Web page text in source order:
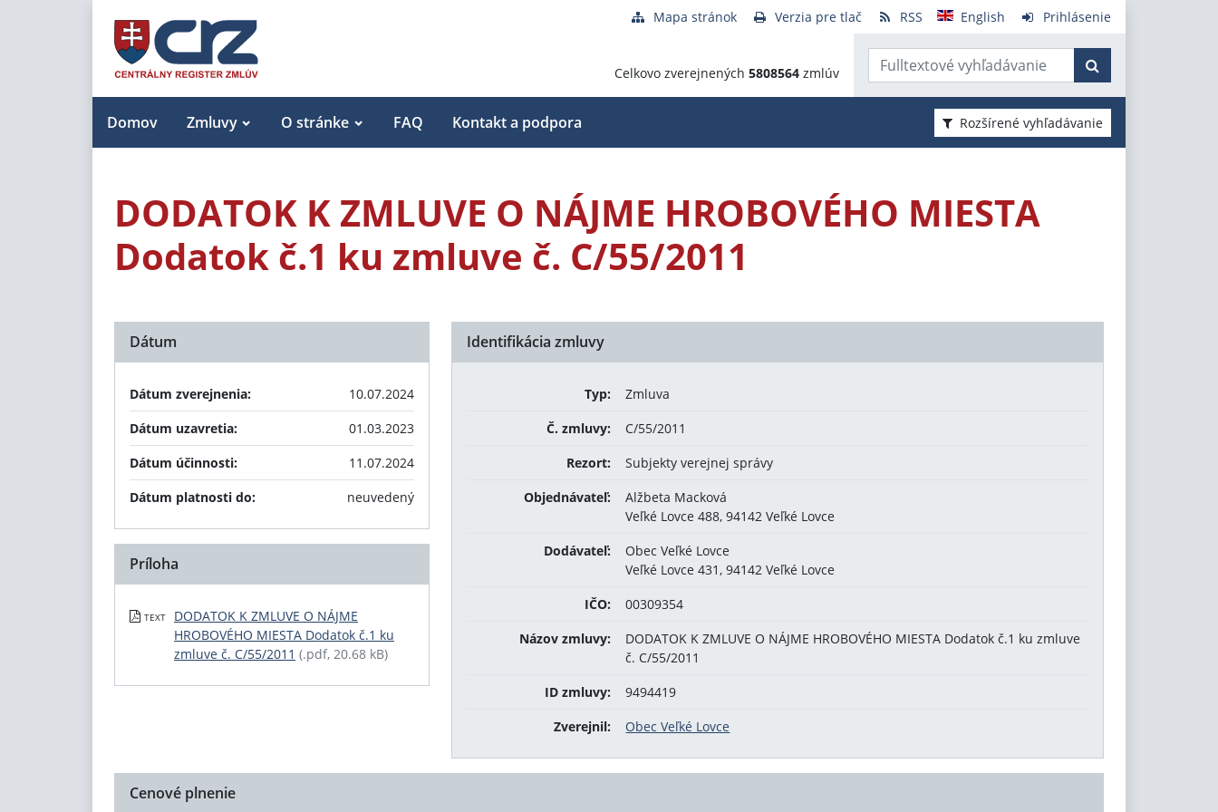
Mapa stránok Verzia pre tlač RSS English Prihlásenie
Celkovo zverejnených 5808564 zmlúv
Domov Zmluvy O stránke FAQ Kontakt a podpora Rozšírené vyhľadávanie
DODATOK K ZMLUVE O NÁJME HROBOVÉHO MIESTA
Dodatok č.1 ku zmluve č. C/55/2011
Identifikácia zmluvy
Typ:
Zmluva
Č. zmluvy:
C/55/2011
Rezort:
Subjekty verejnej správy
Objednávateľ:
Alžbeta Macková
Veľké Lovce 488, 94142 Veľké Lovce
Dodávateľ:
Obec Veľké Lovce
Veľké Lovce 431, 94142 Veľké Lovce
IČO:
00309354
Názov zmluvy:
DODATOK K ZMLUVE O NÁJME HROBOVÉHO MIESTA Dodatok č.1 ku zmluve
č. C/55/2011
ID zmluvy:
9494419
Zverejnil:
Obec Veľké Lovce
Dátum
Dátum zverejnenia:
10.07.2024
Dátum uzavretia:
01.03.2023
Dátum účinnosti:
11.07.2024
Dátum platnosti do:
neuvedený
Príloha
TEXT
DODATOK K ZMLUVE O NÁJME
HROBOVÉHO MIESTA Dodatok č.1 ku
zmluve č. C/55/2011 (.pdf, 20.68 kB)
Cenové plnenie